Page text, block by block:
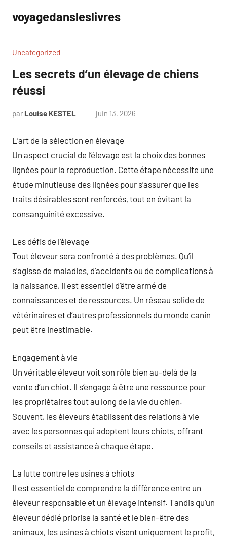
contenu
voyagedansleslivres
Uncategorized
Les secrets d’un élevage de chiens
réussi
par Louise KESTEL juin 13, 2026
L’art de la sélection en élevage
Un aspect crucial de l’élevage est la choix des bonnes
lignées pour la reproduction. Cette étape nécessite une
étude minutieuse des lignées pour s’assurer que les
traits désirables sont renforcés, tout en évitant la
consanguinité excessive.
Les défis de l’élevage
Tout éleveur sera confronté à des problèmes. Qu’il
s’agisse de maladies, d’accidents ou de complications à
la naissance, il est essentiel d’être armé de
connaissances et de ressources. Un réseau solide de
vétérinaires et d’autres professionnels du monde canin
peut être inestimable.
Engagement à vie
Un véritable éleveur voit son rôle bien au-delà de la
vente d’un chiot. Il s’engage à être une ressource pour
les propriétaires tout au long de la vie du chien.
Souvent, les éleveurs établissent des relations à vie
avec les personnes qui adoptent leurs chiots, offrant
conseils et assistance à chaque étape.
La lutte contre les usines à chiots
Il est essentiel de comprendre la différence entre un
éleveur responsable et un élevage intensif. Tandis qu’un
éleveur dédié priorise la santé et le bien-être des
animaux, les usines à chiots visent uniquement le profit,